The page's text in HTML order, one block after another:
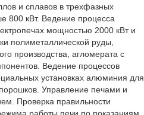
и сплавов в трехфазных
800 кВт. Ведение процесса
мощностью 2000 кВт и
полиметаллической руды,
производства, агломерата с
Ведение процессов
установках алюминия для
Управление печами и
Проверка правильности
работы печи по показаниям